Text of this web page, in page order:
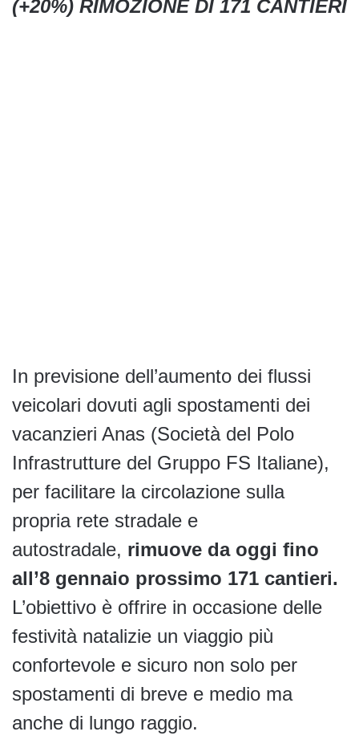
(+20%) RIMOZIONE DI 171 CANTIERI
In previsione dell’aumento dei flussi
veicolari dovuti agli spostamenti dei
vacanzieri Anas (Società del Polo
Infrastrutture del Gruppo FS Italiane),
per facilitare la circolazione sulla
propria rete stradale e
autostradale, rimuove da oggi fino
all’8 gennaio prossimo 171 cantieri.
L’obiettivo è offrire in occasione delle
festività natalizie un viaggio più
confortevole e sicuro non solo per
spostamenti di breve e medio ma
anche di lungo raggio.